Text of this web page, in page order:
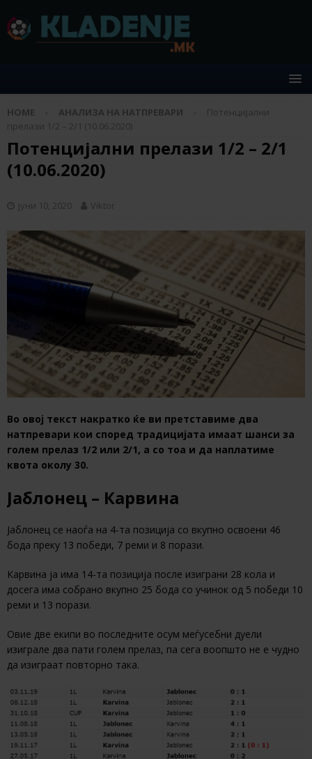
HOME АНАЛИЗА НА НАТПРЕВАРИ
Потенцијални
прелази 1/2 – 2/1 (10.06.2020)
Потенцијални прелази 1/2 – 2/1
(10.06.2020)
јуни 10, 2020 Viktor
Во овој текст накратко ќе ви претставиме два
натпревари кои според традицијата имаат шанси за
голем прелаз 1/2 или 2/1, а со тоа и да наплатиме
квота околу 30.
Јаблонец – Карвина
Јаблонец се наоѓа на 4-та позиција со вкупно освоени 46
бода преку 13 победи, 7 реми и 8 порази.
Карвина ја има 14-та позиција после изиграни 28 кола и
досега има собрано вкупно 25 бода со учинок од 5 победи 10
реми и 13 порази.
Овие две екипи во последните осум меѓусебни дуели
изиграле два пати голем прелаз, па сега воопшто не е чудно
да изиграат повторно така.